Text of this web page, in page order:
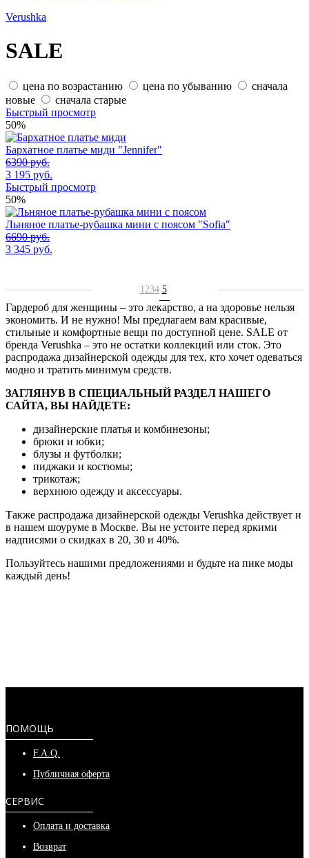
Verushka
SALE
цена по возрастанию цена по убыванию
сначала
новые
сначала старые
Быстрый просмотр
50%
Бархатное платье миди "Jennifer"
6390 руб.
3 195 руб.
Быстрый просмотр
50%
Льняное платье-рубашка мини с поясом "Sofia"
6690 руб.
3 345 руб.
1234 5
Гардероб для женщины – это лекарство, а на здоровье нельзя
экономить. И не нужно! Мы предлагаем вам красивые,
стильные и комфортные вещи по доступной цене. SALE от
бренда Verushka – это не остатки коллекций или сток. Это
распродажа дизайнерской одежды для тех, кто хочет одеваться
модно и тратить минимум средств.
ЗАГЛЯНУВ В СПЕЦИАЛЬНЫЙ РАЗДЕЛ НАШЕГО
САЙТА, ВЫ НАЙДЕТЕ:
дизайнерские платья и комбинезоны;
брюки и юбки;
блузы и футболки;
пиджаки и костюмы;
трикотаж;
верхнюю одежду и аксессуары.
Также распродажа дизайнерской одежды Verushka действует и
в нашем шоуруме в Москве. Вы не устоите перед яркими
надписями о скидках в 20, 30 и 40%.
Пользуйтесь нашими предложениями и будьте на пике моды
каждый день!
ПОМОЩЬ
F.A.Q.
Публичная оферта
СЕРВИС
Оплата и доставка
Возврат